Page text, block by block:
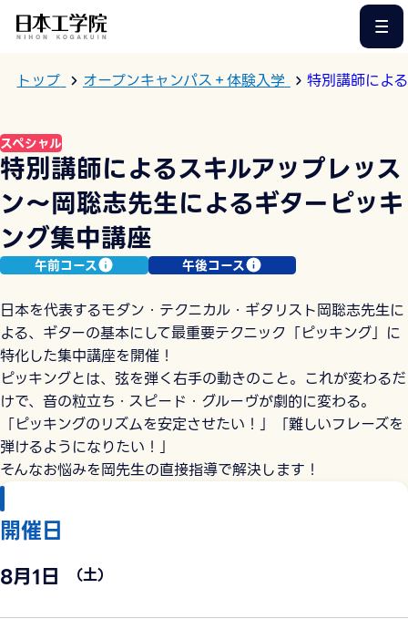
トップ オープンキャンパス＋体験入学 特別講師によ
スペシャル
特別講師によるスキルアップレッス
ン〜岡聡志先生によるギターピッキ
ング集中講座
午前コース 午後コース
日本を代表するモダン・テクニカル・ギタリスト岡聡志先生に
よる、ギターの基本にして最重要テクニック「ピッキング」に
特化した集中講座を開催！
ピッキングとは、弦を弾く右手の動きのこと。これが変わるだ
けで、音の粒立ち・スピード・グルーヴが劇的に変わる。
「ピッキングのリズムを安定させたい！」「難しいフレーズを
弾けるようになりたい！」
そんなお悩みを岡先生の直接指導で解決します！
開催日
8月1日 （土）